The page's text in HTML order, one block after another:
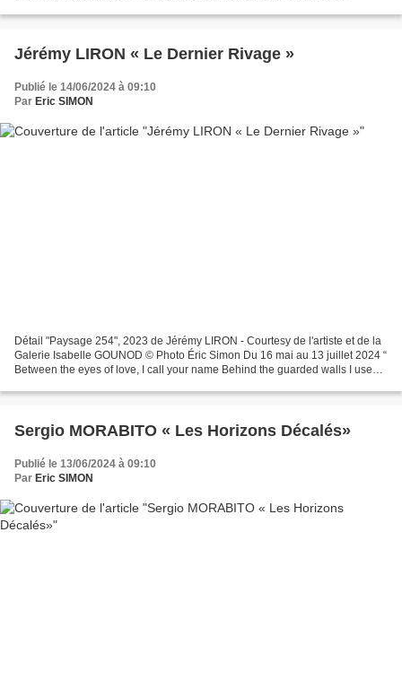
Jérémy LIRON « Le Dernier Rivage »
Publié le 14/06/2024 à 09:10
Par Eric SIMON
Détail "Paysage 254", 2023 de Jérémy LIRON - Courtesy de l'artiste et de la
Galerie Isabelle GOUNOD © Photo Éric Simon Du 16 mai au 13 juillet 2024 “
Between the eyes of love, I call your name Behind the guarded walls I used
Sergio MORABITO « Les Horizons Décalés»
Publié le 13/06/2024 à 09:10
Par Eric SIMON